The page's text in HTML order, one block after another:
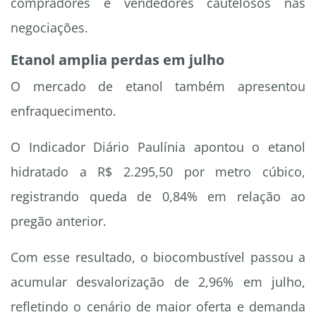
negociações.
Etanol amplia perdas em julho
O mercado de etanol também apresentou
enfraquecimento.
O Indicador Diário Paulínia apontou o etanol
hidratado a R$ 2.295,50 por metro cúbico,
registrando queda de 0,84% em relação ao
pregão anterior.
Com esse resultado, o biocombustível passou a
acumular desvalorização de 2,96% em julho,
refletindo o cenário de maior oferta e demanda